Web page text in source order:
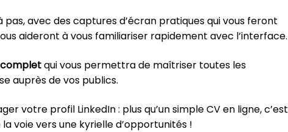
avec des captures d’écran pratiques qui vous feront
aideront à vous familiariser rapidement avec l’interface.
qui vous permettra de maîtriser toutes les
auprès de vos publics.
votre profil LinkedIn : plus qu’un simple CV en ligne, c’est
voie vers une kyrielle d’opportunités !